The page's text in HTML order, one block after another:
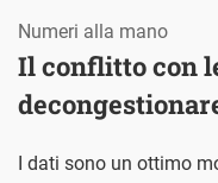
Il conflitto con
Numeri alla mano
I dati sono un ottimo